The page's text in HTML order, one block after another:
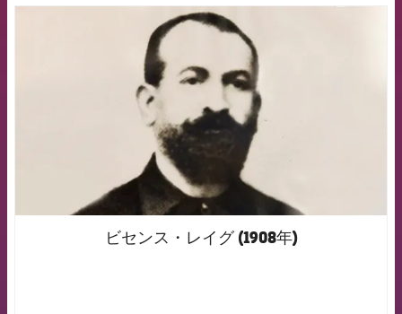
FCB Barcelona badge
ビセンス・レイグ (1908年)